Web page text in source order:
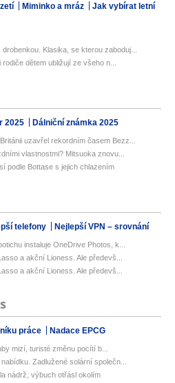
Miminko a mráz
Jak vybírat letní
Klasika, se kterou zaboduj...
dětem ubližují ze všeho n...
2025 Dálniční známka 2025
uzavřel rekordním časem Bezz...
vlastnostmi? Mitsuoka znovu...
podle Bottase s jejich chlazením
telefony Nejlepší VPN – srovnání
instaluje OneDrive Photos, k...
a akční Lioness. Ale předevš...
a akční Lioness. Ale předevš...
práce Nadace EPCG
mizí, turisté změnu pocítí b...
Zadlužené solární společn...
nádrž, výbuch otřásl okolím